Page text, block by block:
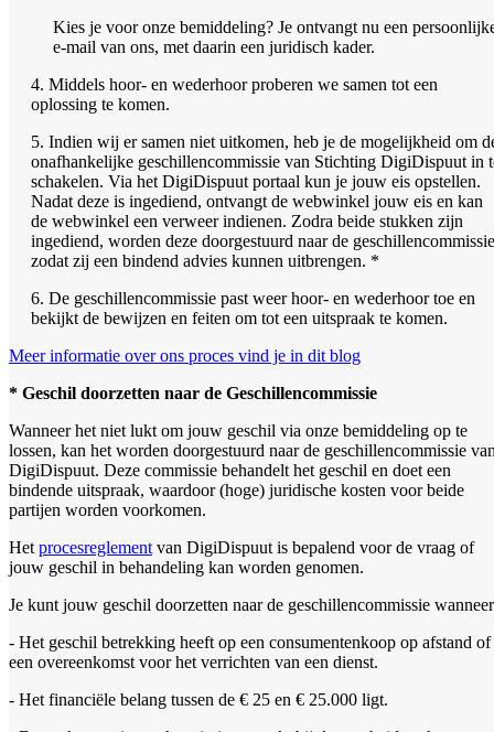
Kies je voor onze bemiddeling? Je ontvangt nu een
e-mail van ons, met daarin een juridisch kader.
4. Middels hoor- en wederhoor proberen we samen tot een
oplossing te komen.
5. Indien wij er samen niet uitkomen, heb je de mogelijkheid om
onafhankelijke geschillencommissie van Stichting DigiDispuut in
schakelen. Via het DigiDispuut portaal kun je jouw eis opstellen.
Nadat deze is ingediend, ontvangt de webwinkel jouw eis en kan
de webwinkel een verweer indienen. Zodra beide stukken zijn
ingediend, worden deze doorgestuurd naar de
zodat zij een bindend advies kunnen uitbrengen. *
6. De geschillencommissie past weer hoor- en wederhoor toe en
bekijkt de bewijzen en feiten om tot een uitspraak te komen.
Meer informatie over ons proces vind je in dit blog
* Geschil doorzetten naar de Geschillencommissie
Wanneer het niet lukt om jouw geschil via onze bemiddeling op te
lossen, kan het worden doorgestuurd naar de geschillencommissie
DigiDispuut. Deze commissie behandelt het geschil en doet een
bindende uitspraak, waardoor (hoge) juridische kosten voor beide
partijen worden voorkomen.
Het procesreglement van DigiDispuut is bepalend voor de vraag of
jouw geschil in behandeling kan worden genomen.
Je kunt jouw geschil doorzetten naar de geschillencommissie
- Het geschil betrekking heeft op een consumentenkoop op afstand of
een overeenkomst voor het verrichten van een dienst.
- Het financiële belang tussen de € 25 en € 25.000 ligt.